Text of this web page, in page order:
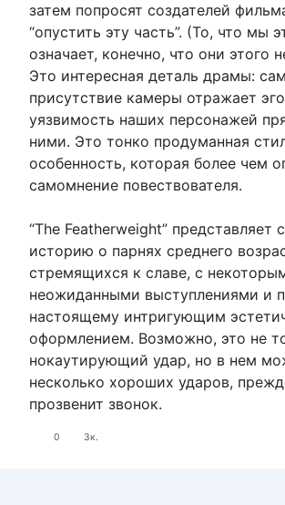
затем попросят создателей
“опустить эту часть”. (То, что мы
означает, конечно, что они этого
Это интересная деталь драмы:
присутствие камеры отражает
уязвимость наших персонажей
ними. Это тонко продуманная
особенность, которая более чем
самомнение повествователя.
“The Featherweight” представляет
историю о парнях среднего
стремящихся к славе, с
неожиданными выступлениями и
настоящему интригующим
оформлением. Возможно, это не
нокаутирующий удар, но в нем
несколько хороших ударов,
прозвенит звонок.
0 3к.